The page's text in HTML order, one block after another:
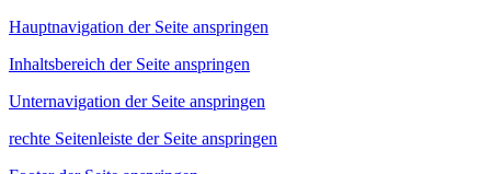
Hauptnavigation der Seite anspringen
Inhaltsbereich der Seite anspringen
Unternavigation der Seite anspringen
rechte Seitenleiste der Seite anspringen